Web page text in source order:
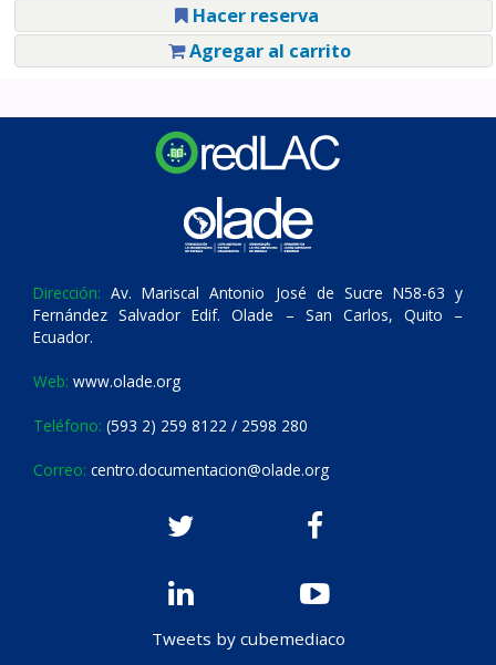
Hacer reserva
Agregar al carrito
Dirección: Av. Mariscal Antonio José de Sucre N58-63 y
Fernández Salvador Edif. Olade – San Carlos, Quito –
Ecuador.
Web: www.olade.org
Teléfono: (593 2) 259 8122 / 2598 280
Correo: centro.documentacion@olade.org
Tweets by cubemediaco